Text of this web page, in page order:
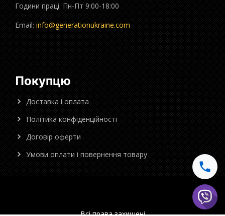
Години праці: Пн-Пт 9:00-18:00
Email: info@generationukraine.com
Покупцю
Доставка і оплата
Політика конфіденційності
Договір оферти
Умови оплати і повернення товару
Всі права захищені